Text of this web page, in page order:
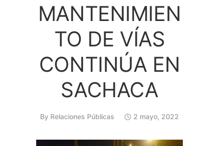
MANTENIMIEN
TO DE VÍAS
CONTINÚA EN
SACHACA
By Relaciones Públicas 2 mayo, 2022